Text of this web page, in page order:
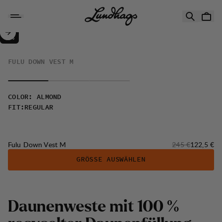
Fulu Down Vest M
VERKAUF
50%
FULU DOWN VEST M
COLOR : ALMOND
FIT: REGULAR
Fulu Down Vest M Originalpreis:
245 €122,5 €
GRÖSSE AUSWÄHLEN
Daunenweste mit 100 %